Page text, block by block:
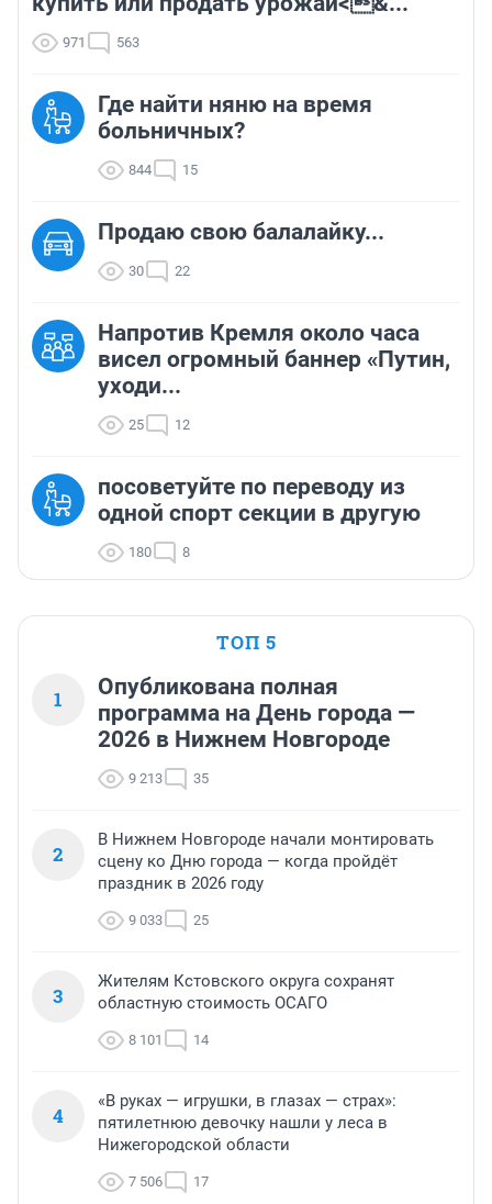
971 563
Где найти няню на время
больничных?
844 15
Продаю свою балалайку...
30 22
Напротив Кремля около часа
висел огромный баннер «Путин,
уходи...
25 12
посоветуйте по переводу из
одной спорт секции в другую
180 8
ТОП 5
1
Опубликована полная
программа на День города —
2026 в Нижнем Новгороде
9 213 35
2
В Нижнем Новгороде начали монтировать
сцену ко Дню города — когда пройдёт
праздник в 2026 году
9 033 25
3
Жителям Кстовского округа сохранят
областную стоимость ОСАГО
8 101 14
4
«В руках — игрушки, в глазах — страх»:
пятилетнюю девочку нашли у леса в
Нижегородской области
7 506 17